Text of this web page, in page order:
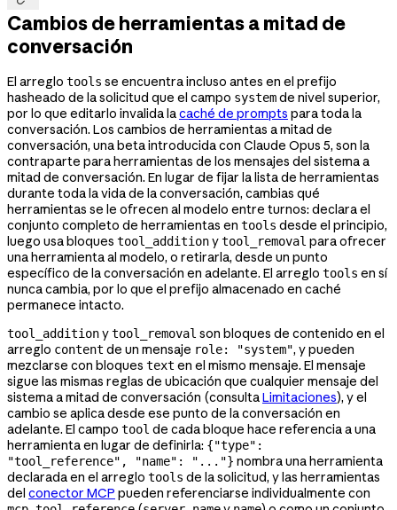
Cambios de herramientas a mitad de
conversación
El arreglo tools se encuentra incluso antes en el prefijo
hasheado de la solicitud que el campo systemde nivel superior,
por lo que editarlo invalida lacaché de prompts para toda la
conversación. Los cambios de herramientas a mitad de
conversación, una beta introducida con Claude Opus 5, son la
contraparte para herramientas de los mensajes del sistema a
mitad de conversación. En lugar de fijar la lista de herramientas
durante toda la vida de la conversación, cambias qué
herramientas se le ofrecen al modelo entre turnos: declara el
conjunto completo de herramientas en tools desde el principio,
luego usa bloques tool_additionytool_removal para ofrecer
una herramienta al modelo, o retirarla, desde un punto
específico de la conversación en adelante. El arreglo tools en sí
nunca cambia, por lo que el prefijo almacenado en caché
permanece intacto.
tool_additionytool_removal son bloques de contenido en el
arreglo content de un mensaje role: "system", y pueden
mezclarse con bloques text en el mismo mensaje. El mensaje
sigue las mismas reglas de ubicación que cualquier mensaje del
sistema a mitad de conversación (consultaLimitaciones), y el
cambio se aplica desde ese punto de la conversación en
adelante. El campo tool de cada bloque hace referencia a una
herramienta en lugar de definirla: {"type":
"tool_reference", "name": "..."} nombra una herramienta
declarada en el arreglo tools de la solicitud, y las herramientas
del conector MCP pueden referenciarse individualmente con